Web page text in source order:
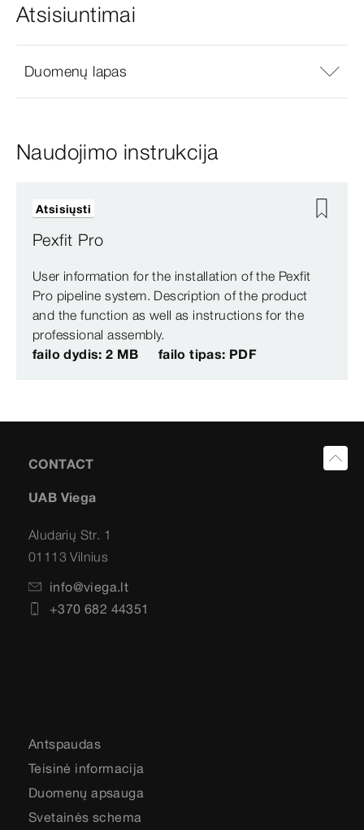
Atsisiuntimai
Duomenų lapas
Naudojimo instrukcija
Pexfit Pro
User information for the installation of the Pexfit
Pro pipeline system. Description of the product
and the function as well as instructions for the
professional assembly.
failo dydis: 2 MB
failo tipas: PDF
Atsisiųsti
CONTACT
UAB Viega
Aludarių Str. 1
01113 Vilnius
info@viega.lt
+370 682 44351
Antspaudas
Teisinė informacija
Duomenų apsauga
Svetainės schema